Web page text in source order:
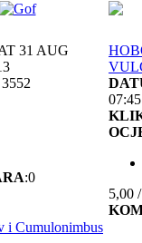
31 AUG
3552
:0
5,00